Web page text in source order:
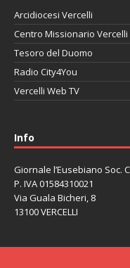
Arcidiocesi Vercelli
Centro Missionario Vercelli
Tesoro del Duomo
Radio City4You
Vercelli Web TV
Info
Giornale l’Eusebiano Soc.
P. IVA 01584310021
Via Guala Bicheri, 8
13100 VERCELLI